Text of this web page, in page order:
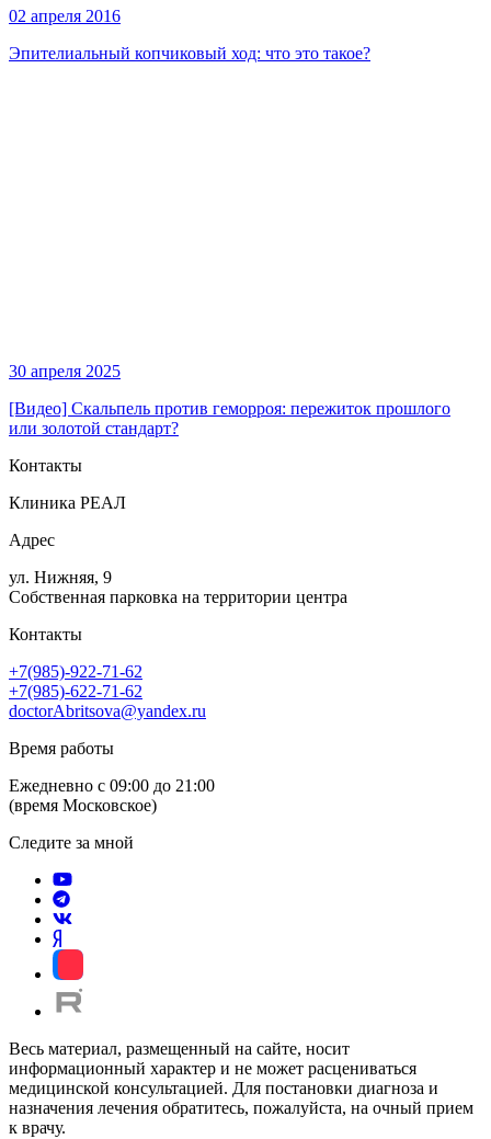
02 апреля 2016
Эпителиальный копчиковый ход: что это такое?
30 апреля 2025
[Видео] Скальпель против геморроя: пережиток прошлого
или золотой стандарт?
Контакты
Клиника РЕАЛ
Адрес
ул. Нижняя, 9
Собственная парковка на территории центра
Контакты
+7(985)-922-71-62
+7(985)-622-71-62
doctorAbritsova@yandex.ru
Время работы
Ежедневно с 09:00 до 21:00
(время Московское)
Следите за мной
Весь материал, размещенный на сайте, носит
информационный характер и не может расцениваться
медицинской консультацией. Для постановки диагноза и
назначения лечения обратитесь, пожалуйста, на очный прием
к врачу.